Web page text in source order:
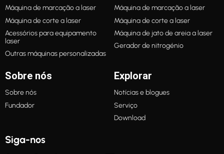
Máquina de marcação a laser
Máquina de corte a laser
Acessórios para equipamento
laser
Outras máquinas personalizadas
Máquina de marcação a laser
Máquina de corte a laser
Máquina de jato de areia a laser
Gerador de nitrogénio
Sobre nós
Sobre nós
Fundador
Explorar
Notícias e blogues
Serviço
Download
Siga-nos